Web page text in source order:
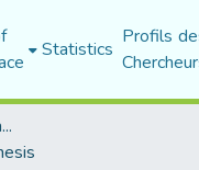
Statistics Profils
Faculty of Law and Political Science